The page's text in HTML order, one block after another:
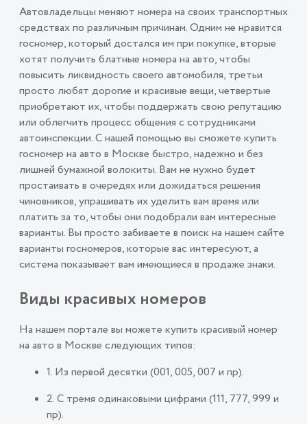
Автовладельцы меняют номера на своих транспортных
средствах по различным причинам. Одним не нравится
госномер, который достался им при покупке, вторые
хотят получить блатные номера на авто, чтобы
повысить ликвидность своего автомобиля, третьи
просто любят дорогие и красивые вещи, четвертые
приобретают их, чтобы поддержать свою репутацию
или облегчить процесс общения с сотрудниками
автоинспекции. С нашей помощью вы сможете купить
госномер на авто в Москве быстро, надежно и без
лишней бумажной волокиты. Вам не нужно будет
простаивать в очередях или дожидаться решения
чиновников, упрашивать их уделить вам время или
платить за то, чтобы они подобрали вам интересные
варианты. Вы просто забиваете в поиск на нашем сайте
варианты госномеров, которые вас интересуют, а
система показывает вам имеющиеся в продаже знаки.
Виды красивых номеров
На нашем портале вы можете купить красивый номер
на авто в Москве следующих типов:
1. Из первой десятки (001, 005, 007 и пр).
2. С тремя одинаковыми цифрами (111, 777, 999 и
пр).